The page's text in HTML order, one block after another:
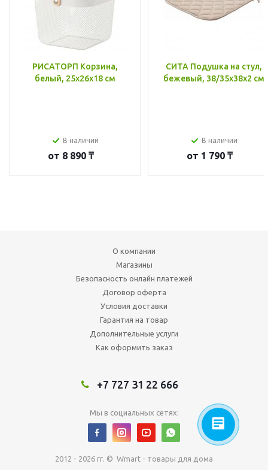
РИСАТОРП Корзина,
белый, 25x26x18 см
В наличии
от 8 890 ₸
СИТА Подушка на стул,
бежевый, 38/35x38x2 см
В наличии
от 1 790 ₸
О компании
Магазины
Безопасность онлайн платежей
Договор оферта
Условия доставки
Гарантия на товар
Дополнительные услуги
Как оформить заказ
+7 727 31 22 666
Мы в социальных сетях:
2012 - 2026 гг. © Wmart - товары для дома